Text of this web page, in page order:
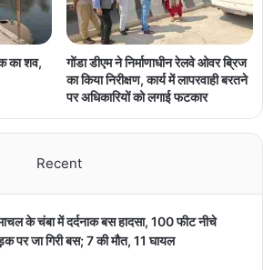
का शव,
गोंडा डीएम ने निर्माणाधीन रेलवे ओवर ब्रिज
का किया निरीक्षण, कार्य में लापरवाही बरतने
पर अधिकारियों को लगाई फटकार
Recent
के चंबा में दर्दनाक बस हादसा, 100 फीट नीचे
पर जा गिरी बस; 7 की मौत, 11 घायल